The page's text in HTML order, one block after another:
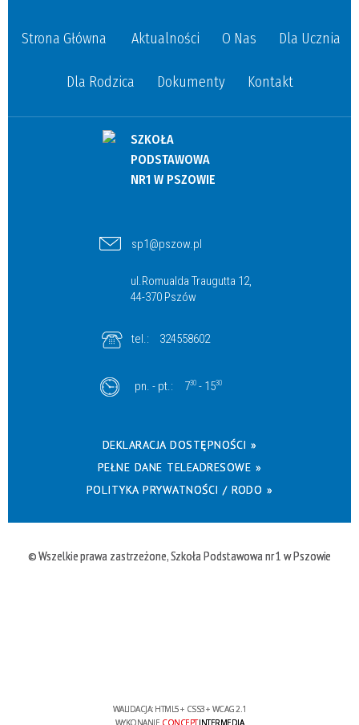
Strona Główna Aktualności O Nas Dla Ucznia
Dla Rodzica Dokumenty Kontakt
SZKOŁA
PODSTAWOWA
NR1 W PSZOWIE
sp1@pszow.pl
ul.Romualda Traugutta 12,
44-370 Pszów
tel.: 324558602
pn. - pt.: 730 - 1530
DEKLARACJA DOSTĘPNOŚCI »
PEŁNE DANE TELEADRESOWE »
POLITYKA PRYWATNOŚCI / RODO »
© Wszelkie prawa zastrzeżone, Szkoła Podstawowa nr 1 w Pszowie
WALIDACJA: HTML5+ CSS3+ WCAG 2.1
WYKONANIE CONCEPTINTERMEDIA